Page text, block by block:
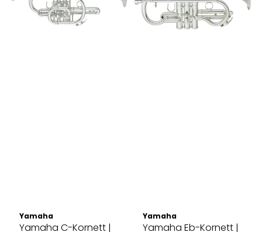
Yamaha
Yamaha C-Kornett |
Yamaha
Yamaha Eb-Kornett |